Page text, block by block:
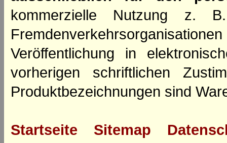
kommerzielle Nutzung z.
Veröffentlichung in
vorherigen schriftlichen
Produktbezeichnungen sind
Startseite Sitemap